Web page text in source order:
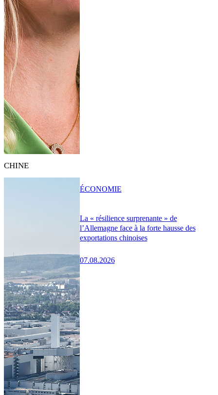
CHINE
La « résilience surprenante » de
l’Allemagne face à la forte hausse des
exportations chinoises
07.08.2026
ÉCONOMIE